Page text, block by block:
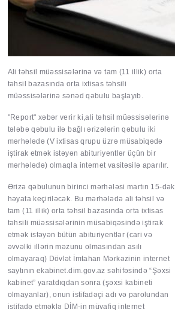
Ali təhsil müəssisələrinə və tam (11 illik) orta
təhsil bazasında orta ixtisas təhsili
müəssisələrinə sənəd qəbulu başlayıb.
"Report" xəbər verir ki,ali təhsil müəssisələrinə
tələbə qəbulu ilə bağlı əri­zələrin qəbulu iki
mərhələdə (V ixtisas qrupu üzrə müsabiqədə
iştirak etmək istəyən abituriyentlər üçün bir
mərhələdə) olmaqla internet vasitəsilə aparılır.
Ərizə qəbulunun birinci mərhələsi martın 15-dək
həyata keçiriləcək. Bu mərhələdə ali təhsil və
tam (11 illik) orta təhsil bazasında orta ixtisas
təhsili müəssisələrinin müsabiqəsində iştirak
etmək istəyən bütün abituriyentlər (cari və
əvvəlki illərin məzunu olmasından asılı
olmayaraq) Dövlət İmtahan Mərkəzinin internet
saytının ekabinet.dim.gov.az səhifə­sin­də “Şəxsi
kabinet” yaratdıqdan sonra (şəxsi kabineti
olmayanlar), onun istifadəçi adı və parolundan
istifadə etmək­lə DİM-in mü­va­fiq internet